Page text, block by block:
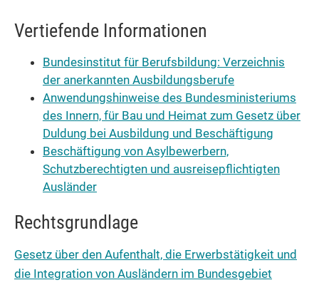
Vertiefende Informationen
Bundesinstitut für Berufsbildung: Verzeichnis
der anerkannten Ausbildungsberufe
Anwendungshinweise des Bundesministeriums
des Innern, für Bau und Heimat zum Gesetz über
Duldung bei Ausbildung und Beschäftigung
Beschäftigung von Asylbewerbern,
Schutzberechtigten und ausreisepflichtigten
Ausländer
Rechtsgrundlage
Gesetz über den Aufenthalt, die Erwerbstätigkeit und
die Integration von Ausländern im Bundesgebiet